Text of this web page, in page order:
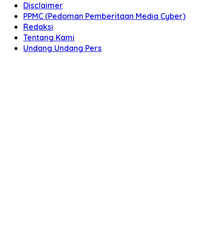
Disclaimer
PPMC (Pedoman Pemberitaan Media Cyber)
Redaksi
Tentang Kami
Undang Undang Pers